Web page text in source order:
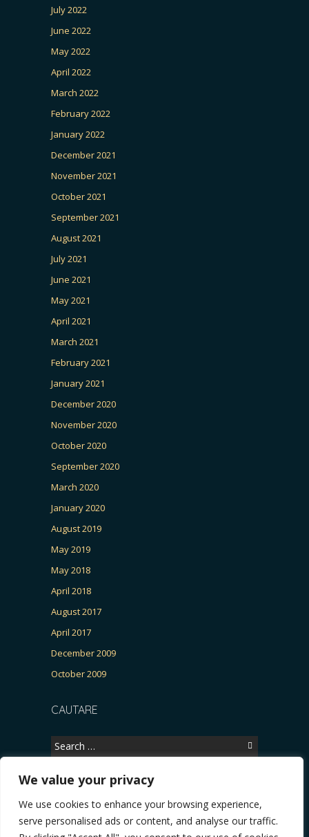
We value your privacy
We use cookies to enhance your browsing experience,
serve personalised ads or content, and analyse our traffic.
July 2022
June 2022
May 2022
April 2022
March 2022
February 2022
January 2022
December 2021
November 2021
October 2021
September 2021
August 2021
July 2021
June 2021
May 2021
April 2021
March 2021
February 2021
January 2021
December 2020
November 2020
October 2020
September 2020
March 2020
January 2020
August 2019
May 2019
May 2018
April 2018
August 2017
April 2017
December 2009
October 2009
CAUTARE
Search
for:
Copyright © 2026, CERTITUDINEA.
Patria, parlamentarele și presa * VIDEO. Viata lui Eminescu (Necenzurat).